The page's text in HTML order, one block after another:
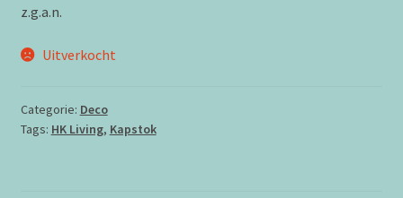
z.g.a.n.
Uitverkocht
Categorie: Deco
Tags: HK Living, Kapstok